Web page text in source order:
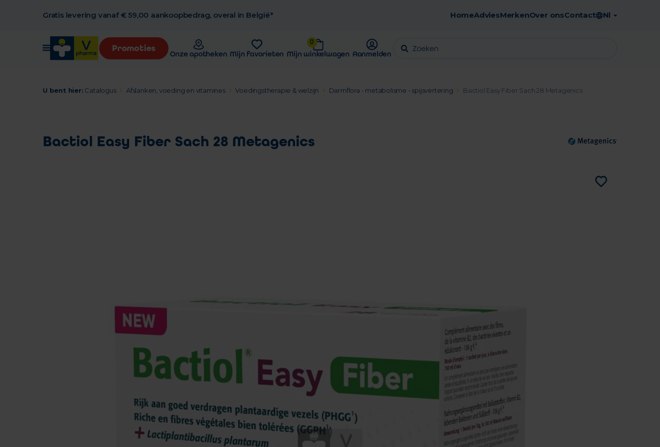
Gratis levering vanaf € 59,00 aankoopbedrag, overal in België* Gratis afhaling in de apotheek
HomeAdviesMerkenOver onsContact Nl
Promoties
Onze apotheken Mijn favorieten
0
Mijn winkelwagen Aanmelden
U bent hier: Catalogus Afslanken, voeding en vitamines Voedingstherapie & welzijn Darmflora - metabolisme - spijsvertering Bactiol Easy Fiber Sach 28 Metagenics
Bactiol Easy Fiber Sach 28 Metagenics